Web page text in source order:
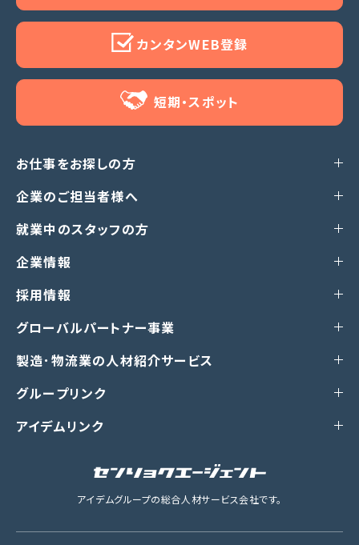
カンタンWEB登録
短期・スポット
お仕事をお探しの方
企業のご担当者様へ
就業中のスタッフの方
企業情報
採用情報
グローバルパートナー事業
製造･物流業の人材紹介サービス
グループリンク
アイデムリンク
アイデムグループの総合人材サービス会社です。